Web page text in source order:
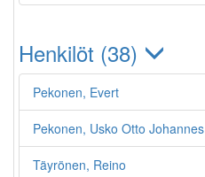
Henkilöt (38)
Pekonen, Evert
Pekonen, Usko Otto Johannes
Täyrönen, Reino